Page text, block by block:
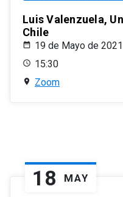
Luis Valenzuela,
Chile
19 de Mayo de 2021
15:30
Zoom
18 MAY